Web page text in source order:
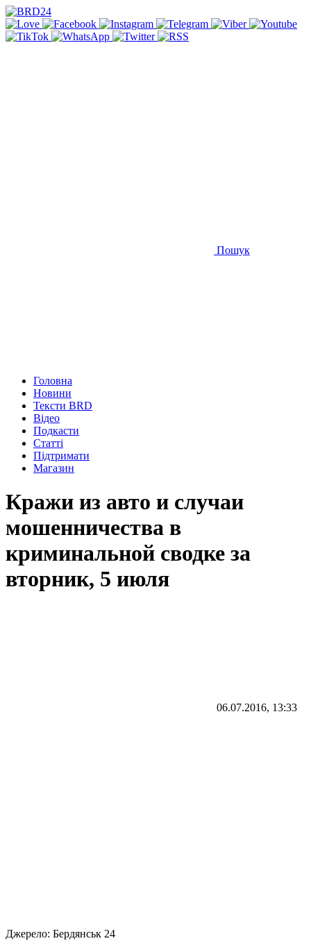
Пошук
Головна
Новини
Тексти BRD
Відео
Подкасти
Статті
Підтримати
Магазин
Кражи из авто и случаи
мошенничества в
криминальной сводке за
вторник, 5 июля
06.07.2016, 13:33
Джерело: Бердянськ 24